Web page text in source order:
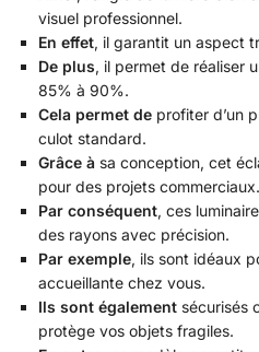
visuel professionnel.
En effet, il garantit un aspect
De plus, il permet de réaliser
85% à 90%.
Cela permet de profiter d’un
culot standard.
Grâce à sa conception, cet
pour des projets commerciaux.
Par conséquent, ces
des rayons avec précision.
Par exemple, ils sont idéaux
accueillante chez vous.
Ils sont également sécurisés
protège vos objets fragiles.